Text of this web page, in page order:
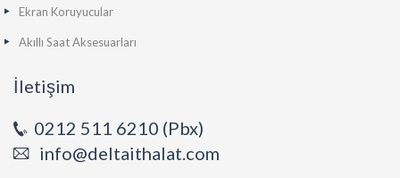
Ekran Koruyucular
Akıllı Saat Aksesuarları
İletişim
0212 511 6210 (Pbx)
info@deltaithalat.com